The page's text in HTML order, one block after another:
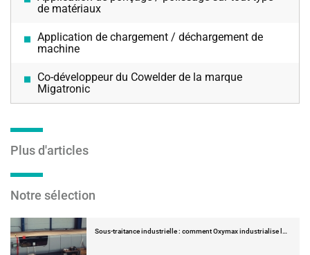
de matériaux
Application de chargement / déchargement de
machine
Co-développeur du Cowelder de la marque
Migatronic
Plus d'articles
Notre sélection
Sous-traitance industrielle : comment Oxymax industrialise l…